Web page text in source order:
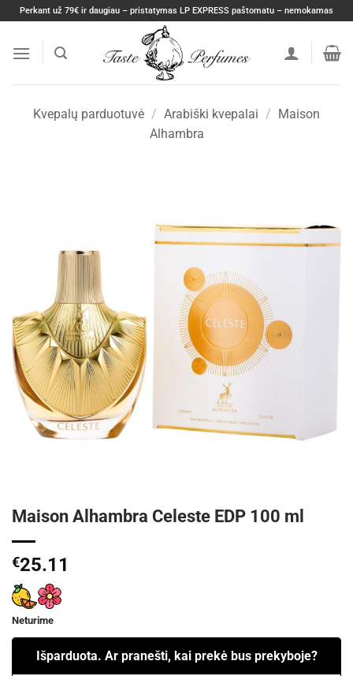
Skip
content
Perkant už 79€ ir daugiau – pristatymas LP EXPRESS paštomatu – nemokamas
Kvepalų parduotuvė / Arabiški kvepalai / Maison
Alhambra
Maison Alhambra Celeste EDP 100 ml
€25.11
Neturime
Išparduota. Ar pranešti, kai prekė bus prekyboje?